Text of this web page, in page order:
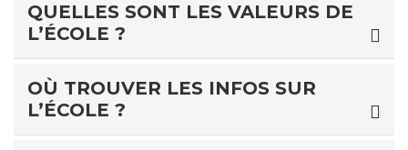
QUELLES SONT LES VALEURS DE
L’ÉCOLE ?
OÙ TROUVER LES INFOS SUR
L’ÉCOLE ?